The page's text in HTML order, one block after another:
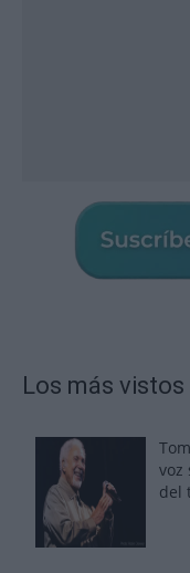
Los más vistos
voz
del